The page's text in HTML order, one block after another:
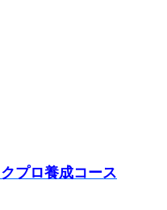
プロ養成コース